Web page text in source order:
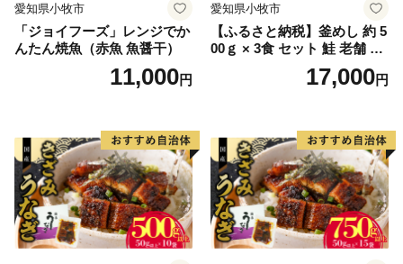
愛知県小牧市
「ジョイフーズ」レンジでか
んたん焼魚（赤魚 魚醤干）
11,000円
愛知県小牧市
【ふるさと納税】釜めし 約 5
00ｇ × 3食 セット 鮭 老舗 急
速冷凍 レンチン 時短 簡単調
理 食品 加工品 海鮮 手作り
り寄せグルメ 愛知県 小牧市
送料無料
17,000円